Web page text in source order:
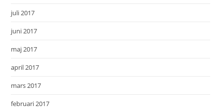
juli 2017
juni 2017
maj 2017
april 2017
mars 2017
februari 2017